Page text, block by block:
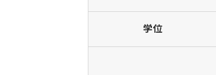
学位